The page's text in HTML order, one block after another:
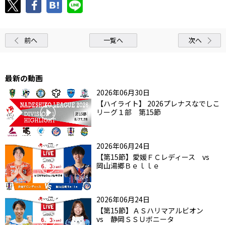
前へ 一覧へ 次へ
最新の動画
2026年06月30日
【ハイライト】 2026プレナスなでしこ
リーグ１部 第15節
2026年06月24日
【第15節】愛媛ＦＣレディース vs
岡山湯郷Ｂｅｌｌｅ
2026年06月24日
【第15節】ＡＳハリマアルビオン
vs 静岡ＳＳＵボニータ